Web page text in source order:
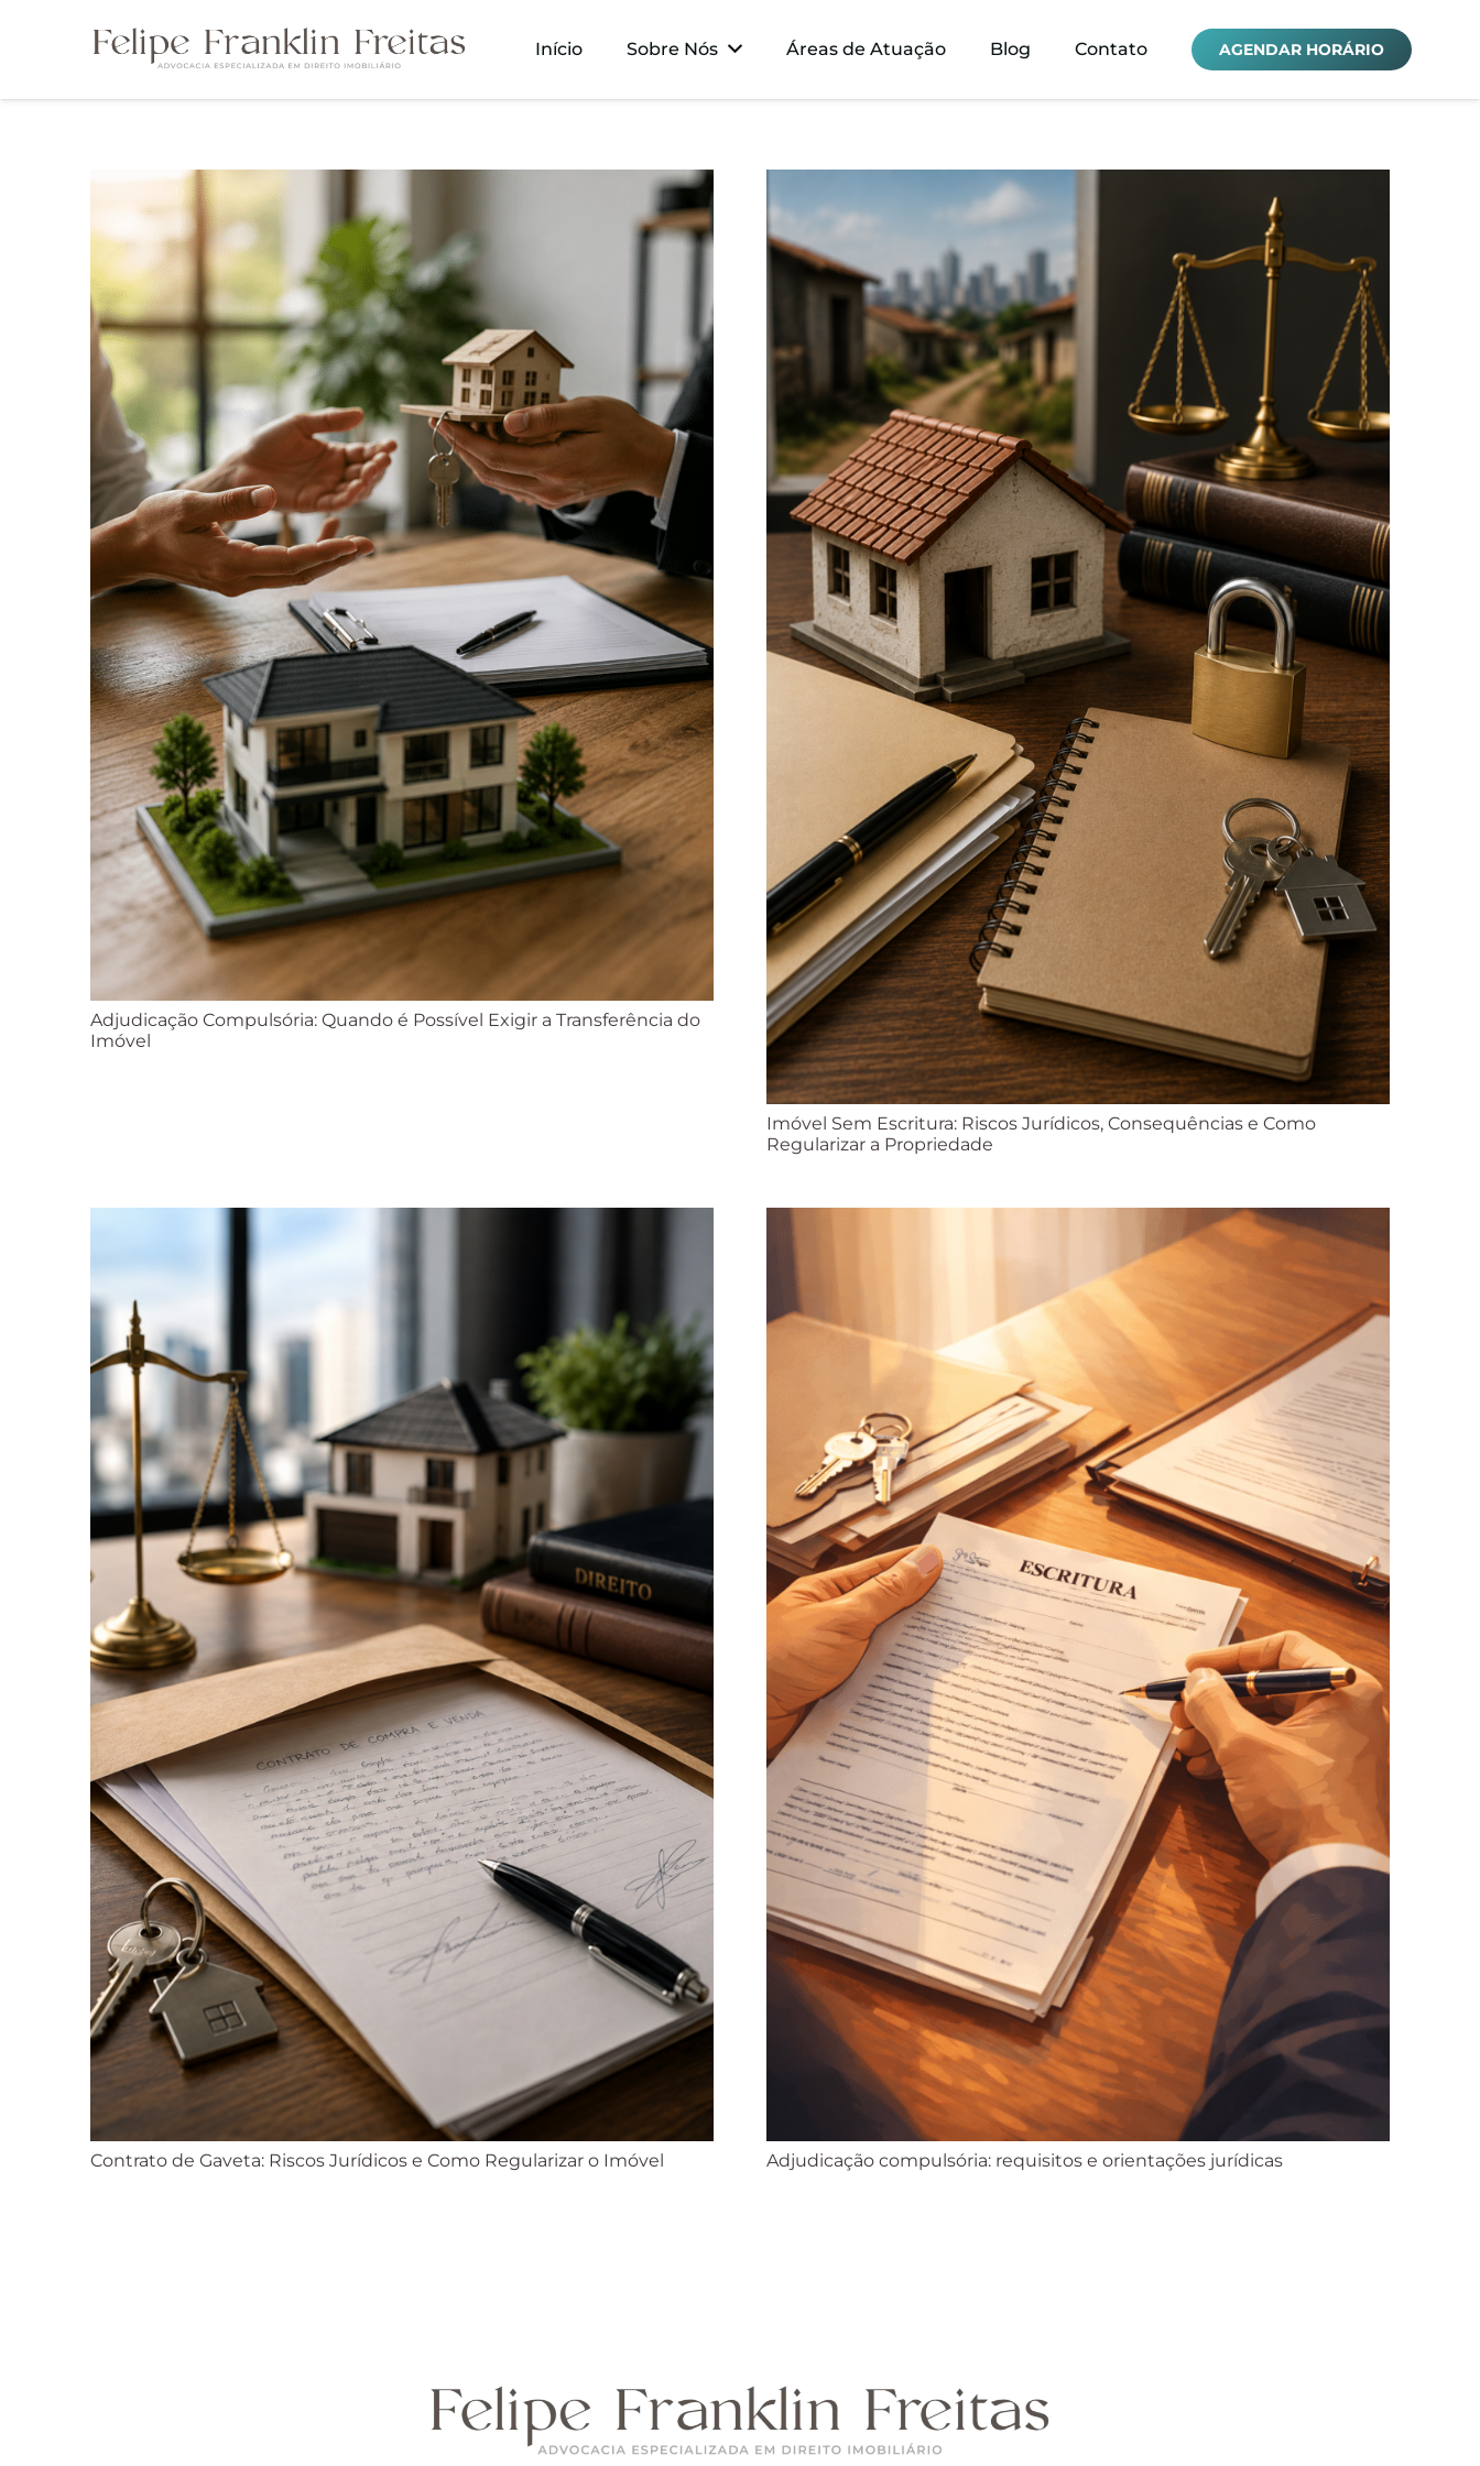
Início Sobre Nós Áreas de Atuação Blog Contato AGENDAR HORÁRIO
Adjudicação Compulsória: Quando é Possível Exigir a Transferência do
Imóvel
Imóvel Sem Escritura: Riscos Jurídicos, Consequências e Como
Regularizar a Propriedade
Contrato de Gaveta: Riscos Jurídicos e Como Regularizar o Imóvel Adjudicação compulsória: requisitos e orientações jurídicas